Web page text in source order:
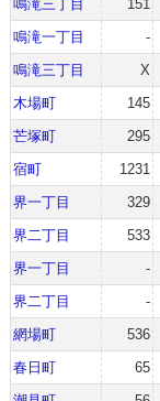
鳴滝三丁目
151
鳴滝一丁目
-
鳴滝三丁目
X
木場町
145
芒塚町
295
宿町
1231
界一丁目
329
界二丁目
533
界一丁目
-
界二丁目
-
網場町
536
春日町
65